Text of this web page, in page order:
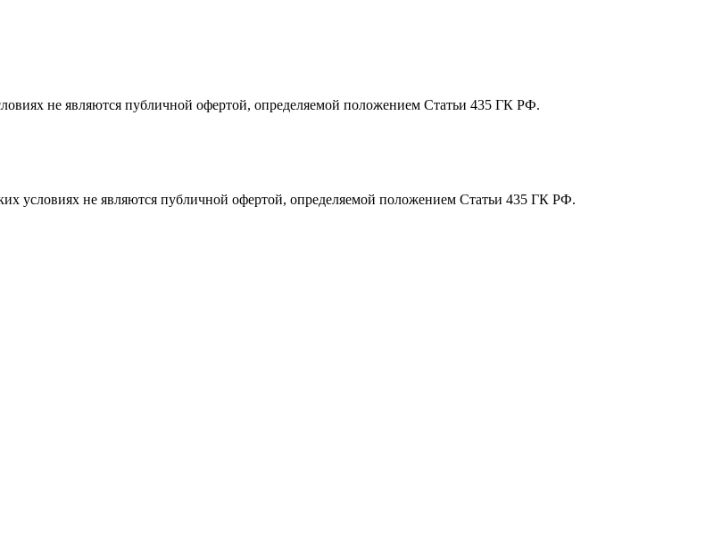
не являются публичной офертой, определяемой положением Статьи 435 ГК РФ.
условиях не являются публичной офертой, определяемой положением Статьи 435 ГК РФ.